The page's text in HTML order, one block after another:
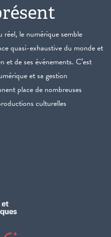
réel, le numérique semble
quasi-exhaustive du monde et
et de ses événements. C’est
et sa gestion
place de nombreuses
culturelles